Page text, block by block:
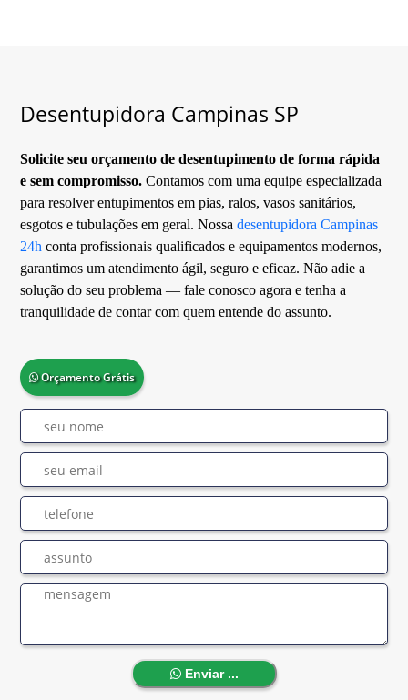
Desentupidora Campinas SP
Solicite seu orçamento de desentupimento de forma rápida
e sem compromisso. Contamos com uma equipe especializada
para resolver entupimentos em pias, ralos, vasos sanitários,
esgotos e tubulações em geral. Nossadesentupidora Campinas
24h conta profissionais qualificados e equipamentos modernos,
garantimos um atendimento ágil, seguro e eficaz. Não adie a
solução do seu problema — fale conosco agora e tenha a
tranquilidade de contar com quem entende do assunto.
Orçamento Grátis
Enviar ...